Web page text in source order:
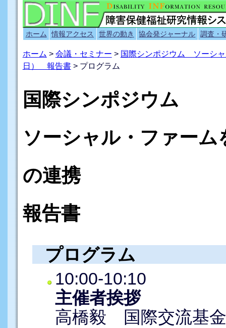
ホーム 情報アクセス 世界の動き 協会発ジャーナル 調査・
ホーム > 会議・セミナー > 国際シンポジウム ソーシャ
日） 報告書> プログラム
国際シンポジウム
ソーシャル・ファー
の連携
報告書
プログラム
10:00-10:10
主催者挨拶
高橋毅 国際交流基